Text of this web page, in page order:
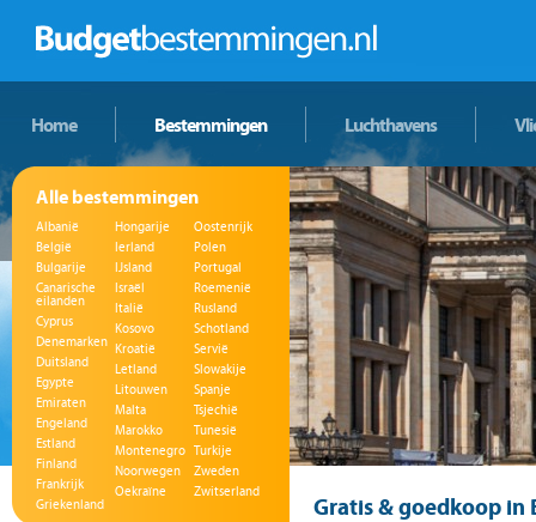
Home Bestemmingen Luchthavens
Alle bestemmingen
Albanië
België
Bulgarije
Canarische
eilanden
Cyprus
Denemarken
Duitsland
Egypte
Emiraten
Engeland
Estland
Finland
Frankrijk
Griekenland
Hongarije
Ierland
IJsland
Israël
Italië
Kosovo
Kroatië
Letland
Litouwen
Malta
Marokko
Montenegro
Noorwegen
Oekraïne
Oostenrijk
Polen
Portugal
Roemenië
Rusland
Schotland
Servië
Slowakije
Spanje
Tsjechië
Tunesië
Turkije
Zweden
Zwitserland
Gratis & goedkoop in